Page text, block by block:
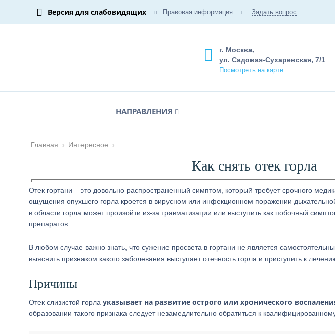
Версия для слабовидящих Правовая информация Задать вопрос
г. Москва,
ул. Садовая-Сухаревская, 7/1
Посмотреть на карте
НАПРАВЛЕНИЯ
Главная › Интересное ›
Как снять отек горла
Отек гортани – это довольно распространенный симптом, который требует срочного
ощущения опухшего горла кроется в вирусном или инфекционном поражении
в области горла может произойти из-за травматизации или выступить как побочный
препаратов.
В любом случае важно знать, что сужение просвета в гортани не является
выяснить признаком какого заболевания выступает отечность горла и приступить к
Причины
Отек слизистой горла указывает на развитие острого или хронического
образовании такого признака следует незамедлительно обратиться к